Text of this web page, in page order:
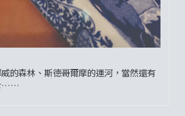
的森林、斯德哥爾摩的運河，當然還有
……